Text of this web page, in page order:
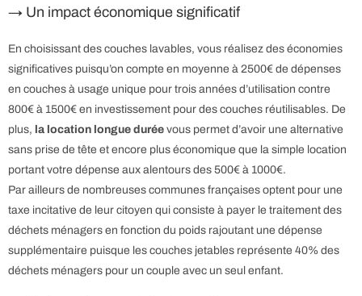
→ Un impact économique significatif
En choisissant des couches lavables, vous réalisez des économies
significatives puisqu’on compte en moyenne à 2500€ de dépenses
en couches à usage unique pour trois années d’utilisation contre
800€ à 1500€ en investissement pour des couches réutilisables. De
plus, la location longue durée vous permet d’avoir une alternative
sans prise de tête et encore plus économique que la simple location
portant votre dépense aux alentours des 500€ à 1000€.
Par ailleurs de nombreuses communes françaises optent pour une
taxe incitative de leur citoyen qui consiste à payer le traitement des
déchets ménagers en fonction du poids rajoutant une dépense
supplémentaire puisque les couches jetables représente 40% des
déchets ménagers pour un couple avec un seul enfant.